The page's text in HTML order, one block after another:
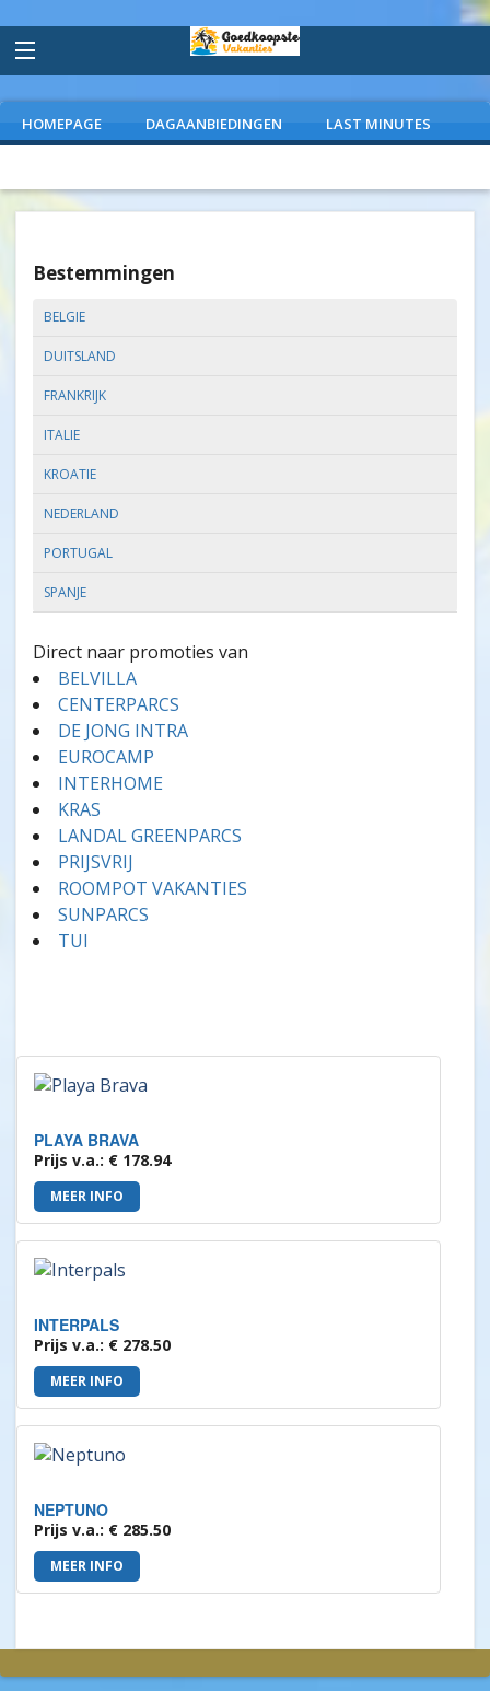
HOMEPAGE DAGAANBIEDINGEN LAST MINUTES
Bestemmingen
BELGIE
DUITSLAND
FRANKRIJK
ITALIE
KROATIE
NEDERLAND
PORTUGAL
SPANJE
Direct naar promoties van
BELVILLA
CENTERPARCS
DE JONG INTRA
EUROCAMP
INTERHOME
KRAS
LANDAL GREENPARCS
PRIJSVRIJ
ROOMPOT VAKANTIES
SUNPARCS
TUI
PLAYA BRAVA
Prijs v.a.: € 178.94
MEER INFO
INTERPALS
Prijs v.a.: € 278.50
MEER INFO
NEPTUNO
Prijs v.a.: € 285.50
MEER INFO